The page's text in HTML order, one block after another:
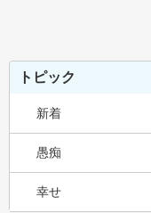
トピック
新着
愚痴
幸せ